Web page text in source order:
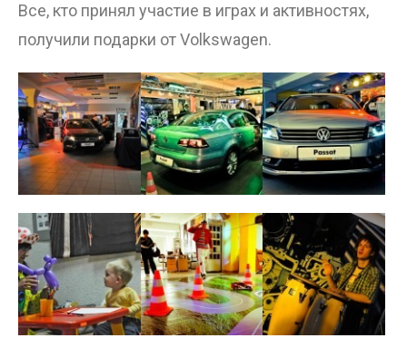
Все, кто принял участие в играх и активностях,
получили подарки от Volkswagen.